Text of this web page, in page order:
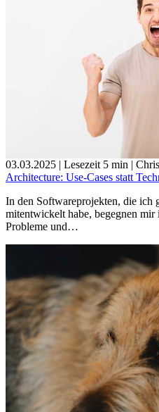
03.03.2025 | Lesezeit 5 min |
Architecture: Use-Cases statt
In den Softwareprojekten, die ich
mitentwickelt habe, begegnen
Probleme und…